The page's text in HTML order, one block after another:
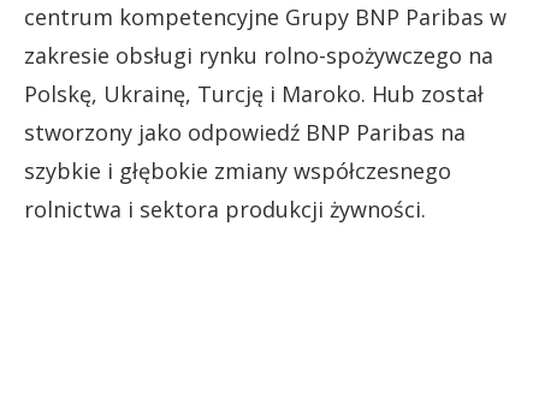
centrum kompetencyjne Grupy BNP Paribas w
zakresie obsługi rynku rolno-spożywczego na
Polskę, Ukrainę, Turcję i Maroko. Hub został
stworzony jako odpowiedź BNP Paribas na
szybkie i głębokie zmiany współczesnego
rolnictwa i sektora produkcji żywności.